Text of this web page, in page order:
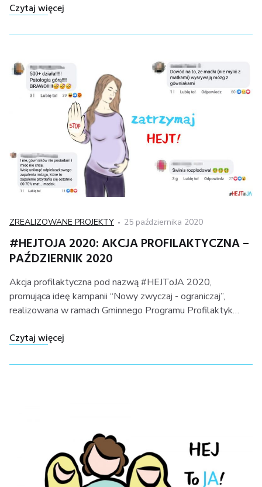
Czytaj więcej
Kategoria
ZREALIZOWANE PROJEKTY
Posted
25 października 2020
#HEJTOJA 2020: AKCJA PROFILAKTYCZNA –
PAŹDZIERNIK 2020
Akcja profilaktyczna pod nazwą #HEJToJA 2020,
promująca ideę kampanii “Nowy zwyczaj - ograniczaj”,
realizowana w ramach Gminnego Programu Profilaktyk…
Czytaj więcej